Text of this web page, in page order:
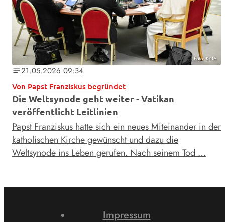
Foto: KNA
notes21.05.2026 09:34
Von Papst Franziskus begründet
Die Weltsynode geht weiter - Vatikan
veröffentlicht Leitlinien
Papst Franziskus hatte sich ein neues Miteinander in der
katholischen Kirche gewünscht und dazu die
Weltsynode ins Leben gerufen. Nach seinem Tod …
Impressum